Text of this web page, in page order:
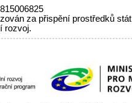
za přispění prostředků
rozvoj.